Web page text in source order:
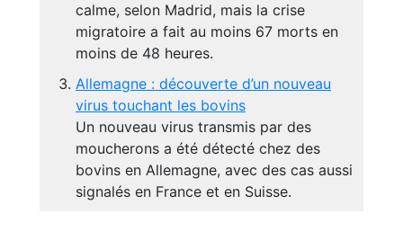
calme, selon Madrid, mais la crise
migratoire a fait au moins 67 morts en
moins de 48 heures.
Allemagne : découverte d’un nouveau
virus touchant les bovins
Un nouveau virus transmis par des
moucherons a été détecté chez des
bovins en Allemagne, avec des cas aussi
signalés en France et en Suisse.